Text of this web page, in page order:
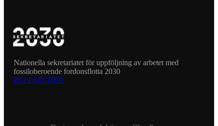
att
hålla
på
Nationella sekretariatet för uppföljning av arbetet med
fossiloberoende fordonsflotta 2030
BLI PARTNER